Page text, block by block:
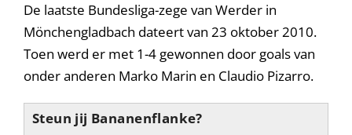
De laatste Bundesliga-zege van Werder in
Mönchengladbach dateert van 23 oktober 2010.
Toen werd er met 1-4 gewonnen door goals van
onder anderen Marko Marin en Claudio Pizarro.
Steun jij Bananenflanke?